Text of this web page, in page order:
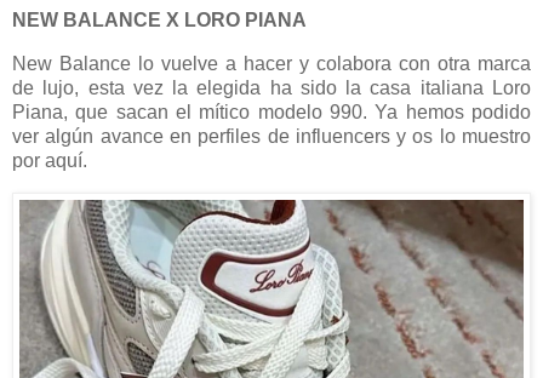
NEW BALANCE X LORO PIANA
New Balance lo vuelve a hacer y colabora con otra marca
de lujo, esta vez la elegida ha sido la casa italiana Loro
Piana, que sacan el mítico modelo 990. Ya hemos podido
ver algún avance en perfiles de influencers y os lo muestro
por aquí.